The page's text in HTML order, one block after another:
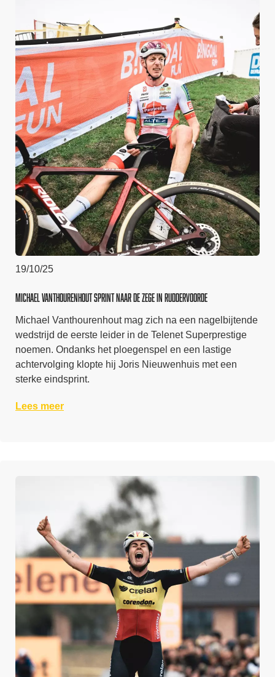
19/10/25
Michael Vanthourenhout sprint naar de zege in Ruddervoorde
Michael Vanthourenhout mag zich na een nagelbijtende
wedstrijd de eerste leider in de Telenet Superprestige
noemen. Ondanks het ploegenspel en een lastige
achtervolging klopte hij Joris Nieuwenhuis met een
sterke eindsprint.
Lees meer